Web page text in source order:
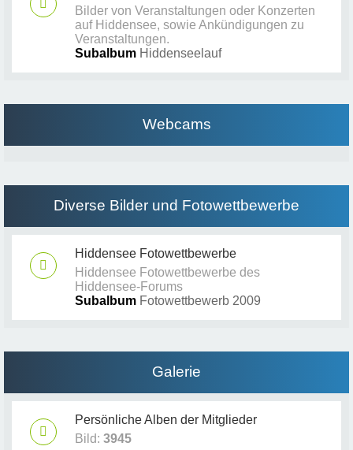
Bilder von Veranstaltungen oder Konzerten
auf Hiddensee, sowie Ankündigungen zu
Veranstaltungen.
Subalbum Hiddenseelauf
Webcams
Diverse Bilder und Fotowettbewerbe
Hiddensee Fotowettbewerbe
Hiddensee Fotowettbewerbe des
Hiddensee-Forums
Subalbum Fotowettbewerb 2009
Galerie
Persönliche Alben der Mitglieder
Bild: 3945